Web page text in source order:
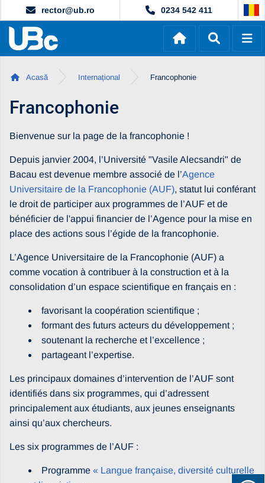
rector@ub.ro 0234 542 411
Acasă Internațional Francophonie
Francophonie
Bienvenue sur la page de la francophonie !
Depuis janvier 2004, l’Université "Vasile Alecsandri" de
Bacau est devenue membre associé de l’Agence
Universitaire de la Francophonie (AUF), statut lui conférant
le droit de participer aux programmes de l’AUF et de
bénéficier de l'appui financier de l’Agence pour la mise en
place des actions sous l’égide de la francophonie.
L’Agence Universitaire de la Francophonie (AUF) a
comme vocation à contribuer à la construction et à la
consolidation d’un espace scientifique en français en :
favorisant la coopération scientifique ;
formant des futurs acteurs du développement ;
soutenant la recherche et l’excellence ;
partageant l’expertise.
Les principaux domaines d’intervention de l’AUF sont
identifiés dans six programmes, qui d’adressent
principalement aux étudiants, aux jeunes enseignants
ainsi qu’aux chercheurs.
Les six programmes de l’AUF :
Programme « Langue française, diversité culturelle